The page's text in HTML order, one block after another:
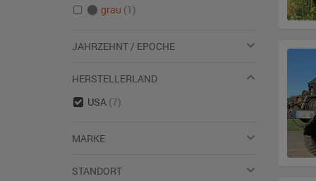
grau (1)
JAHRZEHNT / EPOCHE
HERSTELLERLAND
USA (7)
MARKE
STANDORT